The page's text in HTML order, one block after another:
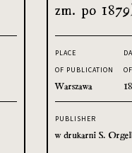
zm. po
PLACE
OF PUBLICATION
Warszawa
PUBLISHER
w drukarni S.